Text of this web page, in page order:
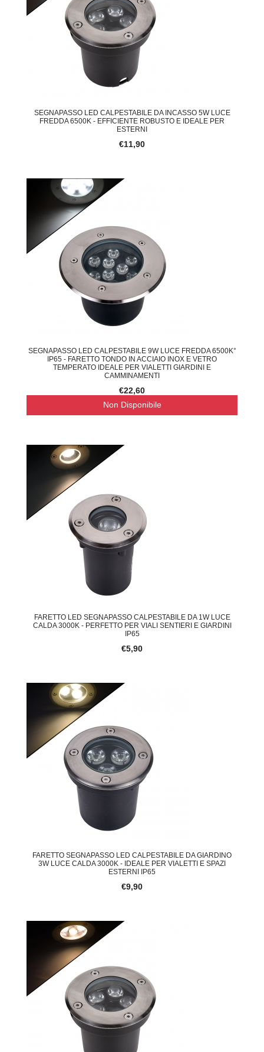
SEGNAPASSO LED CALPESTABILE DA INCASSO 5W LUCE
FREDDA 6500K - EFFICIENTE ROBUSTO E IDEALE PER
ESTERNI
€11,90
SEGNAPASSO LED CALPESTABILE 9W LUCE FREDDA 6500K°
IP65 - FARETTO TONDO IN ACCIAIO INOX E VETRO
TEMPERATO IDEALE PER VIALETTI GIARDINI E
CAMMINAMENTI
€22,60
Non Disponibile
FARETTO LED SEGNAPASSO CALPESTABILE DA 1W LUCE
CALDA 3000K - PERFETTO PER VIALI SENTIERI E GIARDINI
IP65
€5,90
FARETTO SEGNAPASSO LED CALPESTABILE DA GIARDINO
3W LUCE CALDA 3000K - IDEALE PER VIALETTI E SPAZI
ESTERNI IP65
€9,90